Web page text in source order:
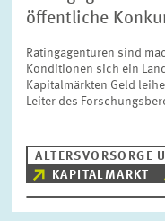
Bereiche
Bitte wählen
Themen
Bitte wählen
Schlagworte
öffentliche
Ratingagenturen sind
Konditionen sich ein
Kapitalmärkten Geld
Leiter des
ALTERSVORSORGE
KAPITALMARKT